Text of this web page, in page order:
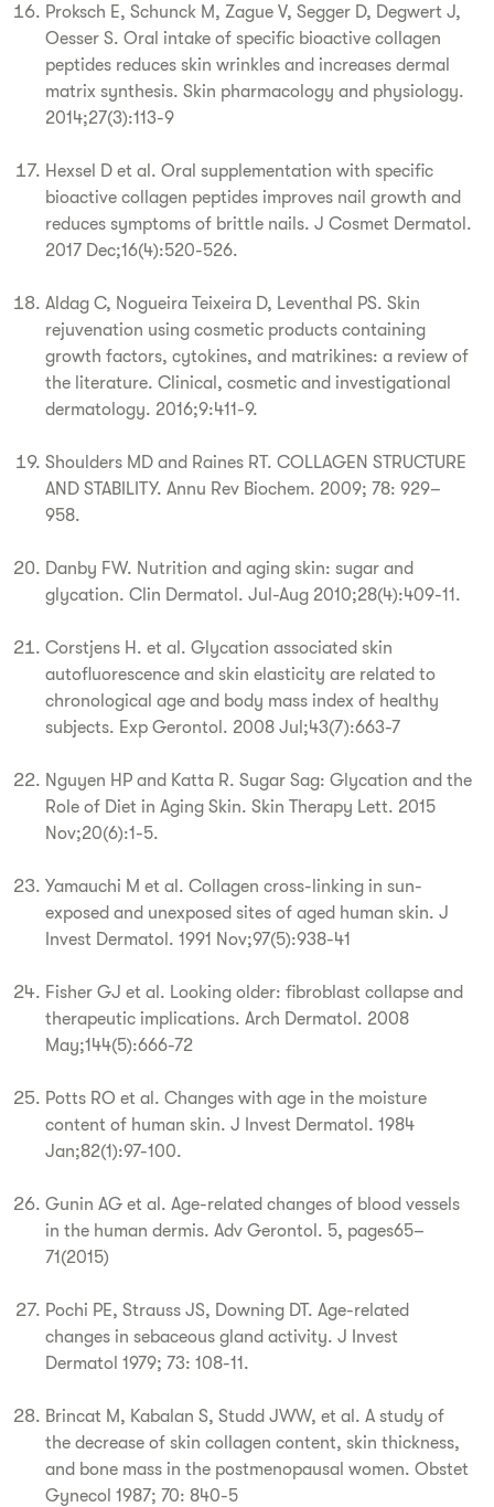
Proksch E, Schunck M, Zague V, Segger D, Degwert J,
Oesser S. Oral intake of specific bioactive collagen
peptides reduces skin wrinkles and increases dermal
matrix synthesis. Skin pharmacology and physiology.
2014;27(3):113-9
Hexsel D et al. Oral supplementation with specific
bioactive collagen peptides improves nail growth and
reduces symptoms of brittle nails. J Cosmet Dermatol.
2017 Dec;16(4):520-526.
Aldag C, Nogueira Teixeira D, Leventhal PS. Skin
rejuvenation using cosmetic products containing
growth factors, cytokines, and matrikines: a review of
the literature. Clinical, cosmetic and investigational
dermatology. 2016;9:411-9.
Shoulders MD and Raines RT. COLLAGEN STRUCTURE
AND STABILITY. Annu Rev Biochem. 2009; 78: 929–
958.
Danby FW. Nutrition and aging skin: sugar and
glycation. Clin Dermatol. Jul-Aug 2010;28(4):409-11.
Corstjens H. et al. Glycation associated skin
autofluorescence and skin elasticity are related to
chronological age and body mass index of healthy
subjects. Exp Gerontol. 2008 Jul;43(7):663-7
Nguyen HP and Katta R. Sugar Sag: Glycation and the
Role of Diet in Aging Skin. Skin Therapy Lett. 2015
Nov;20(6):1-5.
Yamauchi M et al. Collagen cross-linking in sun-
exposed and unexposed sites of aged human skin. J
Invest Dermatol. 1991 Nov;97(5):938-41
Fisher GJ et al. Looking older: fibroblast collapse and
therapeutic implications. Arch Dermatol. 2008
May;144(5):666-72
Potts RO et al. Changes with age in the moisture
content of human skin. J Invest Dermatol. 1984
Jan;82(1):97-100.
Gunin AG et al. Age-related changes of blood vessels
in the human dermis. Adv Gerontol. 5, pages65–
71(2015)
Pochi PE, Strauss JS, Downing DT. Age-related
changes in sebaceous gland activity. J Invest
Dermatol 1979; 73: 108-11.
Brincat M, Kabalan S, Studd JWW, et al. A study of
the decrease of skin collagen content, skin thickness,
and bone mass in the postmenopausal women. Obstet
Gynecol 1987; 70: 840-5